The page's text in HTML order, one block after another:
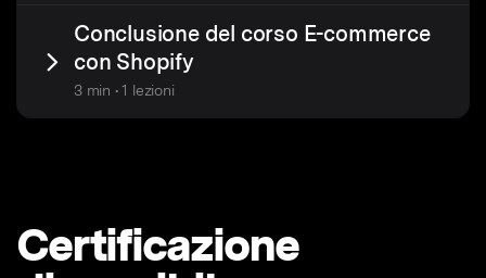
Conclusione del corso E-commerce
con Shopify
3 min • 1 lezioni
Certificazione